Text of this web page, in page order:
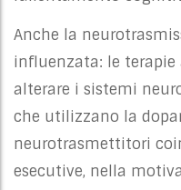
Anche la
influenzata: le
alterare i sistemi
che utilizzano la
neurotrasmettitori
esecutive, nella